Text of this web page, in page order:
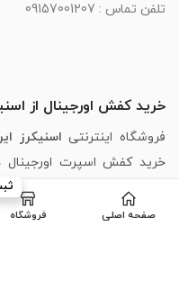
تلفن تماس : 09157001207
خرید کفش اورجینال از
فروشگاه اینترنتی اسنیکرز
خرید کفش اسپرت اورجینال
مدل‌های برندهای محبوبی
New Balance
Asics،
صفحه اصلی فروشگاه